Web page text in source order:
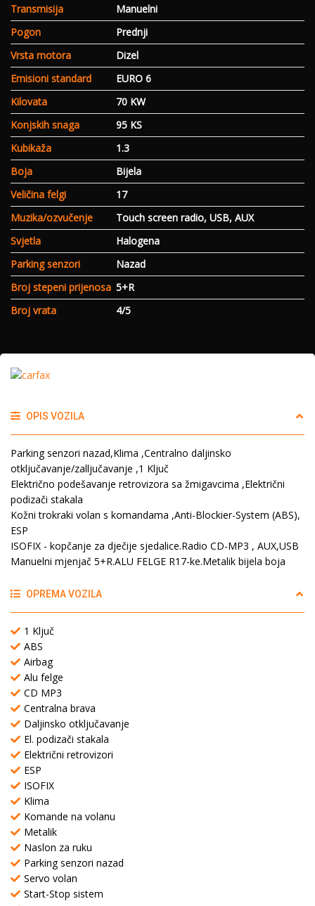
Transmisija
Manuelni
Pogon
Prednji
Vrsta motora
Dizel
Emisioni standard
EURO 6
Kilovata
70 KW
Konjskih snaga
95 KS
Kubikaža
1.3
Boja
Bijela
Veličina felgi
17
Muzika/ozvučenje
Touch screen radio, USB, AUX
Svjetla
Halogena
Parking senzori
Nazad
Broj stepeni prijenosa 5+R
Broj vrata
4/5
OPIS VOZILA
Parking senzori nazad,Klima ,Centralno daljinsko
otključavanje/zalljučavanje ,1 Ključ
Električno podešavanje retrovizora sa žmigavcima ,Električni
podizači stakala
Kožni trokraki volan s komandama ,Anti-Blockier-System (ABS),
ESP
ISOFIX - kopčanje za dječije sjedalice.Radio CD-MP3 , AUX,USB
Manuelni mjenjač 5+R.ALU FELGE R17-ke.Metalik bijela boja
OPREMA VOZILA
1 Ključ
ABS
Airbag
Alu felge
CD MP3
Centralna brava
Daljinsko otključavanje
El. podizači stakala
Električni retrovizori
ESP
ISOFIX
Klima
Komande na volanu
Metalik
Naslon za ruku
Parking senzori nazad
Servo volan
Start-Stop sistem